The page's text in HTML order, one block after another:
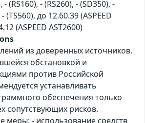
- (RS160), - (RS260), - (SD350), -
(TS560), до 12.60.39 (ASPEED
(ASPEED AST2600)
из доверенных источников.
обстановкой и
против Российской
устанавливать
обеспечения только
сопутствующих рисков.
- использование средств